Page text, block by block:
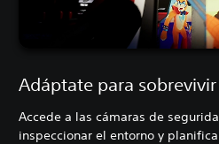
Adáptate para sobrevivir
Accede a las cámaras de
inspeccionar el entorno y